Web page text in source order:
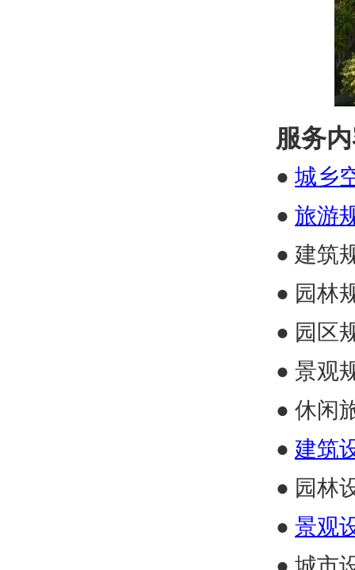
服务
● 城乡
● 旅游
● 建筑
● 园林
● 园区
● 景观
● 休闲
● 建筑
● 园林
● 景观